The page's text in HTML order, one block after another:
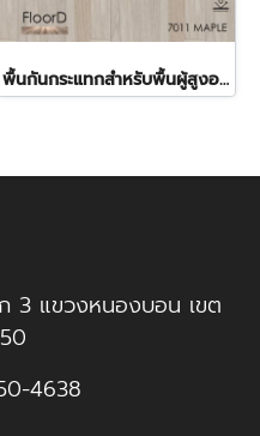
พื้นกันกระแทกสำหรับพื้นผู้สูงอายุและเด็กเล็กFK7011
3 แขวงหนองบอน เขต
4638